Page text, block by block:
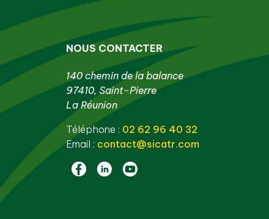
NOUS CONTACTER
140 chemin de la balance
97410, Saint-Pierre
La Réunion
Téléphone : 02 62 96 40 32
Email : contact@sicatr.com